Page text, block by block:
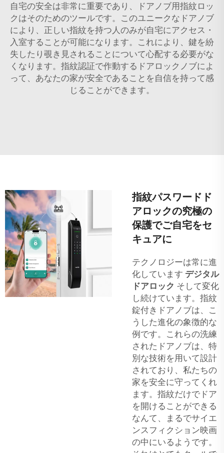
自宅の安全は非常に重要であり、ドアノブ用指紋ロッ
クはそのためのツールです。このユニークなドアノブ
により、正しい指紋を持つ人のみが自宅にアクセス・
入室することが可能になります。これにより、鍵を紛
失したり覗き見されることについて心配する必要がな
くなります。指紋認証で作動するドアロックノブによ
って、あなたの家が安全であることを自信を持って感
じることができます。
指紋パスワードド
アロックの究極の
保護でご自宅をセ
キュアに
テクノロジーは常に進
化しています デジタル
ドアロック そして変化
し続けています。指紋
錠付きドアノブは、こ
うした進化の象徴的な
例です。これらの洗練
されたドアノブは、特
別な技術を用いて設計
されており、私たちの
家を安全に守ってくれ
ます。指紋だけでドア
を開けることができる
なんて、まるでサイエ
ンスフィクション映画
の中にいるようです。